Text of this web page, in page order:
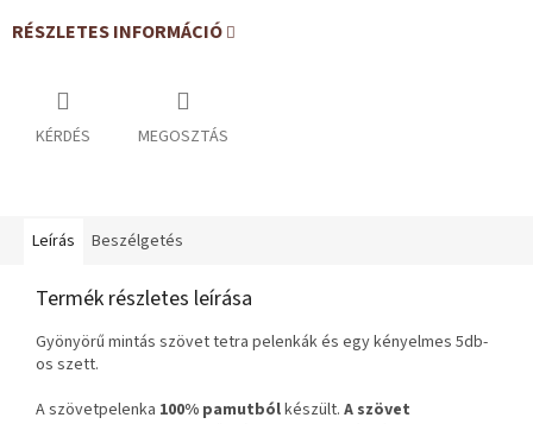
RÉSZLETES INFORMÁCIÓ
KÉRDÉS MEGOSZTÁS
Leírás Beszélgetés
Termék részletes leírása
Gyönyörű mintás szövet tetra pelenkák és egy kényelmes 5db-
os szett.
A szövetpelenka 100% pamutbólkészült. A szövet